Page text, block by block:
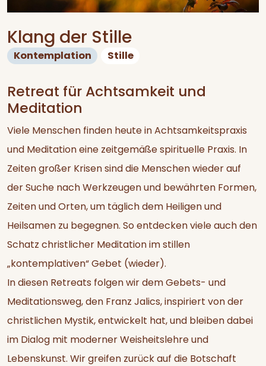
Klang der Stille
Kontemplation Stille
Retreat für Achtsamkeit und
Meditation
Viele Menschen finden heute in Achtsamkeitspraxis
und Meditation eine zeitgemäße spirituelle Praxis. In
Zeiten großer Krisen sind die Menschen wieder auf
der Suche nach Werkzeugen und bewährten Formen,
Zeiten und Orten, um täglich dem Heiligen und
Heilsamen zu begegnen. So entdecken viele auch den
Schatz christlicher Meditation im stillen
„kontemplativen“ Gebet (wieder).
In diesen Retreats folgen wir dem Gebets- und
Meditationsweg, den Franz Jalics, inspiriert von der
christlichen Mystik, entwickelt hat, und bleiben dabei
im Dialog mit moderner Weisheitslehre und
Lebenskunst. Wir greifen zurück auf die Botschaft